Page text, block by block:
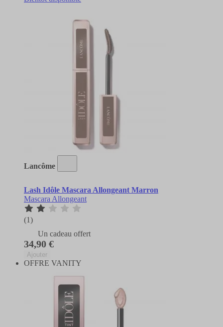
Lancôme
Lash Idôle Mascara Allongeant Marron
Mascara Allongeant
(1)
Un cadeau offert
34,90 €
Ajouter
OFFRE VANITY